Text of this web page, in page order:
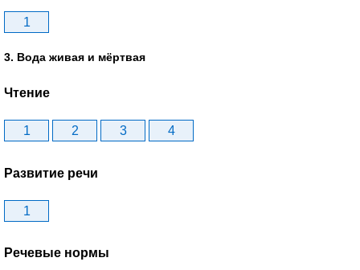
1
3. Вода живая и мёртвая
Чтение
1 2 3 4
Развитие речи
1
Речевые нормы